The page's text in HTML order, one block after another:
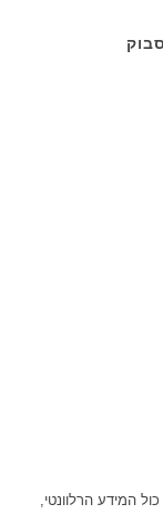
המידע הרלוונטי,